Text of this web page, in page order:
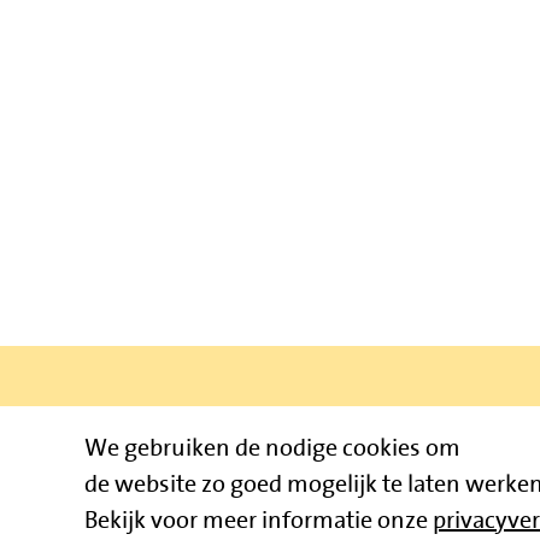
Bruïneplein
© 2026
We gebruiken de nodige cookies om
de website zo goed mogelijk te laten
Bekijk voor meer informatie onze